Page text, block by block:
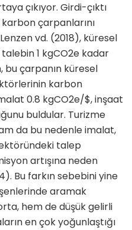
çıkıyor. Girdi-çıktı
çarpanlarını
vd. (2018), küresel
1 kgCO2e kadar
bu çarpanın küresel
karbon
0.8 kgCO2e/$, in­şaat
buldular. Turizme
da bu nedenle imalat,
talep
artışına neden
Bu farkın sebebini yine
aramak
hem de düşük gelirli
en çok yoğunlaştığı